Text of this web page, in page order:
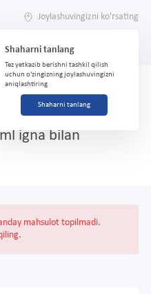
Joylashuvingizni ko'rsating
Shaharni tanlang
Tez yetkazib berishni tashkil qilish
uchun o'zingizning joylashuvingizni
aniqlashtiring
Shaharni tanlang
bosuvchilar
va o'rnini
igna bilan
mahsulot topilmadi.